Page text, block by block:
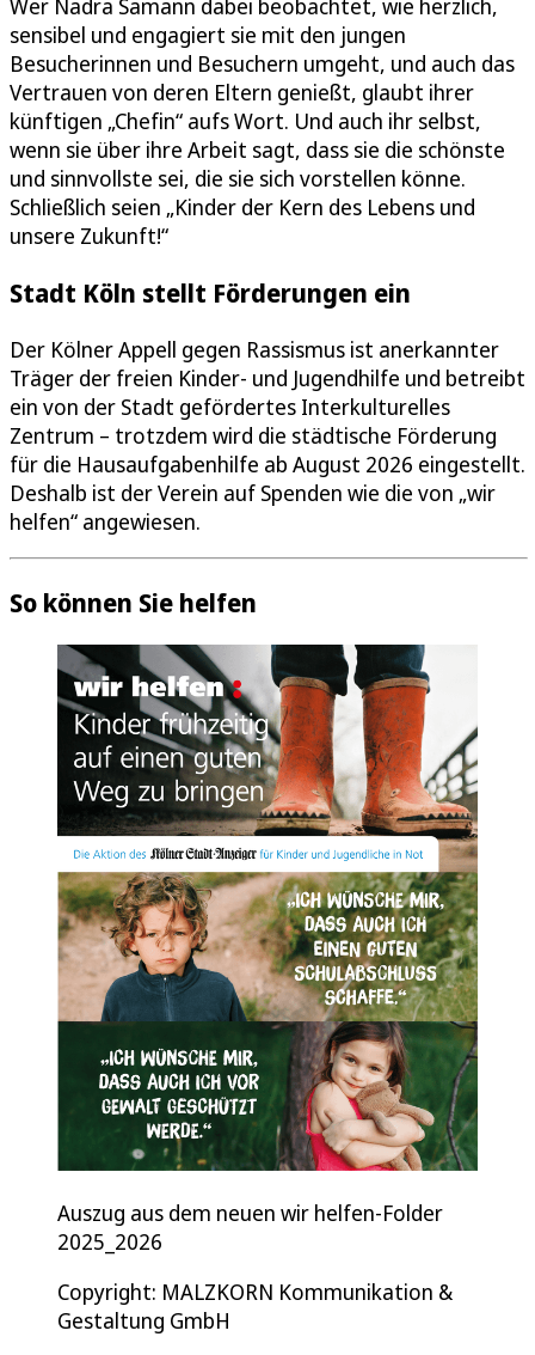
Wer Nadra Samann dabei beobachtet, wie herzlich,
sensibel und engagiert sie mit den jungen
Besucherinnen und Besuchern umgeht, und auch das
Vertrauen von deren Eltern genießt, glaubt ihrer
künftigen „Chefin“ aufs Wort. Und auch ihr selbst,
wenn sie über ihre Arbeit sagt, dass sie die schönste
und sinnvollste sei, die sie sich vorstellen könne.
Schließlich seien „Kinder der Kern des Lebens und
unsere Zukunft!“
Stadt Köln stellt Förderungen ein
Der Kölner Appell gegen Rassismus ist anerkannter
Träger der freien Kinder- und Jugendhilfe und betreibt
ein von der Stadt gefördertes Interkulturelles
Zentrum – trotzdem wird die städtische Förderung
für die Hausaufgabenhilfe ab August 2026 eingestellt.
Deshalb ist der Verein auf Spenden wie die von „wir
helfen“ angewiesen.
So können Sie helfen
Auszug aus dem neuen wir helfen-Folder
2025_2026
Copyright: MALZKORN Kommunikation &
Gestaltung GmbH